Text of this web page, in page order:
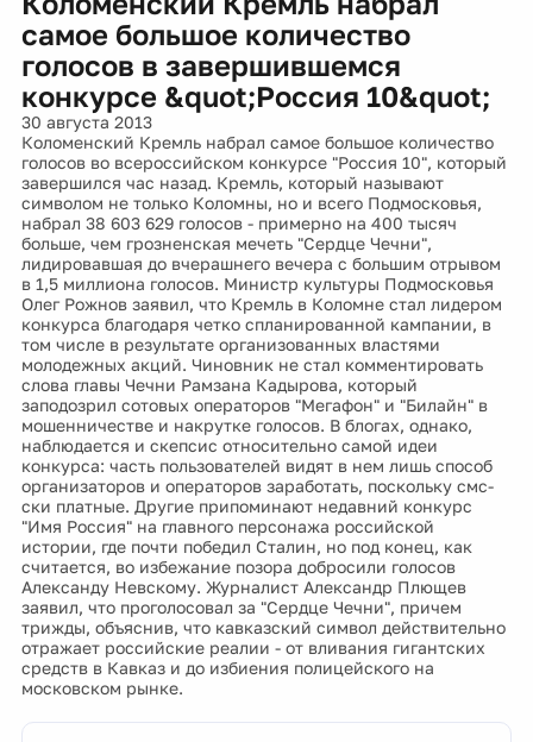
самое большое количество
голосов в завершившемся
конкурсе &quot;Россия 10&quot;
30 августа 2013
Коломенский Кремль набрал самое большое количество
голосов во всероссийском конкурсе "Россия 10", который
завершился час назад. Кремль, который называют
символом не только Коломны, но и всего Подмосковья,
набрал 38 603 629 голосов - примерно на 400 тысяч
больше, чем грозненская мечеть "Сердце Чечни",
лидировавшая до вчерашнего вечера с большим отрывом
в 1,5 миллиона голосов. Министр культуры Подмосковья
Олег Рожнов заявил, что Кремль в Коломне стал лидером
конкурса благодаря четко спланированной кампании, в
том числе в результате организованных властями
молодежных акций. Чиновник не стал комментировать
слова главы Чечни Рамзана Кадырова, который
заподозрил сотовых операторов "Мегафон" и "Билайн" в
мошенничестве и накрутке голосов. В блогах, однако,
наблюдается и скепсис относительно самой идеи
конкурса: часть пользователей видят в нем лишь способ
организаторов и операторов заработать, поскольку смс-
ски платные. Другие припоминают недавний конкурс
"Имя Россия" на главного персонажа российской
истории, где почти победил Сталин, но под конец, как
считается, во избежание позора добросили голосов
Александу Невскому. Журналист Александр Плющев
заявил, что проголосовал за "Сердце Чечни", причем
трижды, объяснив, что кавказский символ действительно
отражает российские реалии - от вливания гигантских
средств в Кавказ и до избиения полицейского на
московском рынке.